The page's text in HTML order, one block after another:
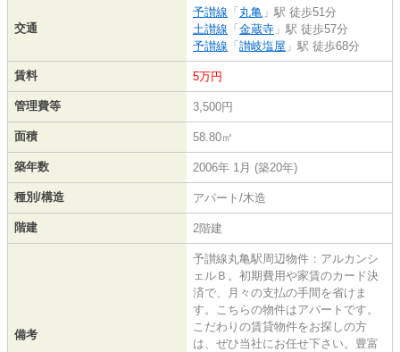
交通
予讃線 「 丸亀 」駅 徒歩51分
土讃線 「 金蔵寺 」駅 徒歩57分
予讃線 「 讃岐塩屋 」駅 徒歩68分
賃料 5万円
管理費等 3,500円
面積 58.80㎡
築年数 2006年 1月 (築20年)
種別/構造 アパート/木造
階建 2階建
備考
予讃線丸亀駅周辺物件：アルカンシ
ェルＢ。初期費用や家賃のカード決
済で、月々の支払の手間を省けま
す。こちらの物件はアパートです。
こだわりの賃貸物件をお探しの方
は、ぜひ当社にお任せ下さい。豊富